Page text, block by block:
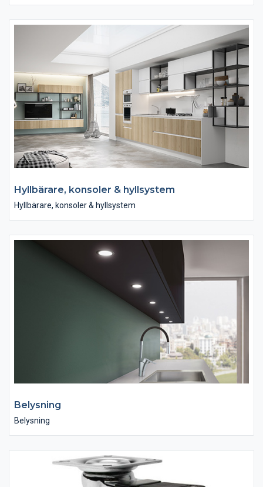
Hyllbärare, konsoler & hyllsystem
Hyllbärare, konsoler & hyllsystem
Belysning
Belysning